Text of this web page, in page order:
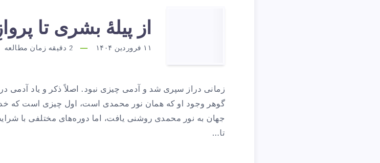
از
بشری
از پیلهٔ بشری تا
۱۱ فروردین ۱۴۰۴ 2 دقیقه زمان مطالعه
زمانی دراز سپری شد و آدمی چیزی نبود. اصلاً ذکر و یاد آدمی
گوهر وجود او که همان نور محمدی است، اول چیزی است که
جهان به نور محمدی روشنی یافت، اما دوره‌های مختلفی با
تا…